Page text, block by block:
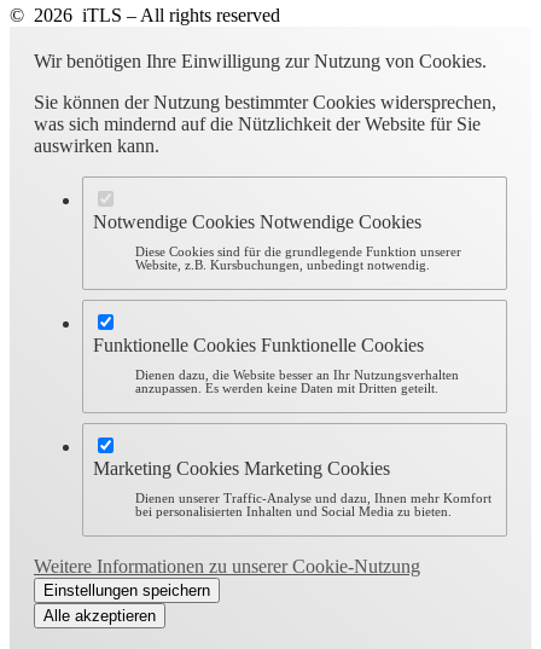
© 2026 iTLS – All rights reserved
Wir benötigen Ihre Einwilligung zur Nutzung von Cookies.
Sie können der Nutzung bestimmter Cookies widersprechen,
was sich mindernd auf die Nützlichkeit der Website für Sie
auswirken kann.
Notwendige Cookies Notwendige Cookies
Diese Cookies sind für die grundlegende Funktion unserer
Website, z.B. Kursbuchungen, unbedingt notwendig.
Funktionelle Cookies Funktionelle Cookies
Dienen dazu, die Website besser an Ihr Nutzungsverhalten
anzupassen. Es werden keine Daten mit Dritten geteilt.
Marketing Cookies Marketing Cookies
Dienen unserer Traffic-Analyse und dazu, Ihnen mehr Komfort
bei personalisierten Inhalten und Social Media zu bieten.
Weitere Informationen zu unserer Cookie-Nutzung